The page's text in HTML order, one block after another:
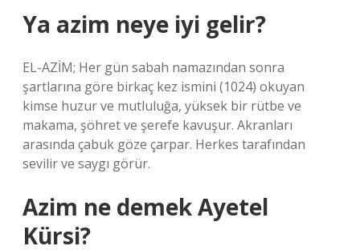
Ya azim neye iyi gelir?
EL-AZİM; Her gün sabah namazından sonra
şartlarına göre birkaç kez ismini (1024) okuyan
kimse huzur ve mutluluğa, yüksek bir rütbe ve
makama, şöhret ve şerefe kavuşur. Akranları
arasında çabuk göze çarpar. Herkes tarafından
sevilir ve saygı görür.
Azim ne demek Ayetel
Kürsi?